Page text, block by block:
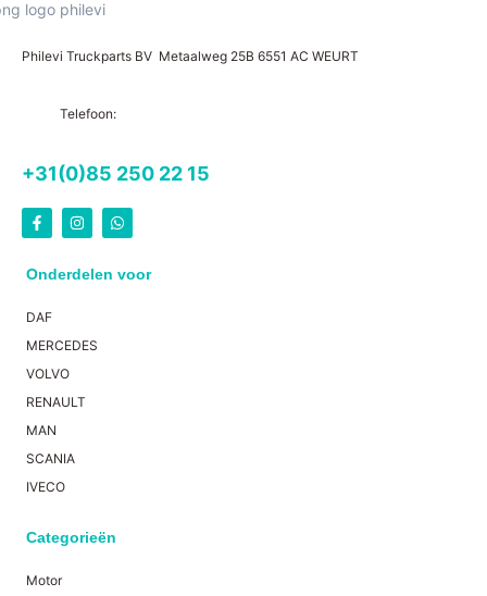
Philevi Truckparts BV Metaalweg 25B 6551 AC WEURT
Telefoon:
+31(0)85 250 22 15
Onderdelen voor
DAF
MERCEDES
VOLVO
RENAULT
MAN
SCANIA
IVECO
Categorieën
Motor